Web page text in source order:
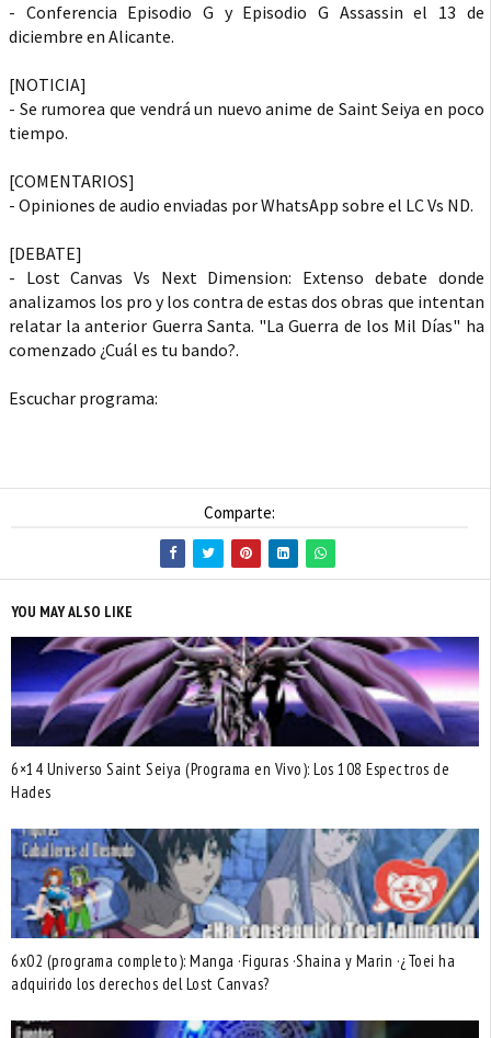
- Conferencia Episodio G y Episodio G Assassin el 13 de
diciembre en Alicante.
[NOTICIA]
- Se rumorea que vendrá un nuevo anime de Saint Seiya en poco
tiempo.
[COMENTARIOS]
- Opiniones de audio enviadas por WhatsApp sobre el LC Vs ND.
[DEBATE]
- Lost Canvas Vs Next Dimension: Extenso debate donde
analizamos los pro y los contra de estas dos obras que intentan
relatar la anterior Guerra Santa. "La Guerra de los Mil Días" ha
comenzado ¿Cuál es tu bando?.
Escuchar programa:
Comparte:
YOU MAY ALSO LIKE
6×14 Universo Saint Seiya (Programa en Vivo): Los 108 Espectros de
Hades
6x02 (programa completo): Manga ·Figuras ·Shaina y Marin ·¿Toei ha
adquirido los derechos del Lost Canvas?